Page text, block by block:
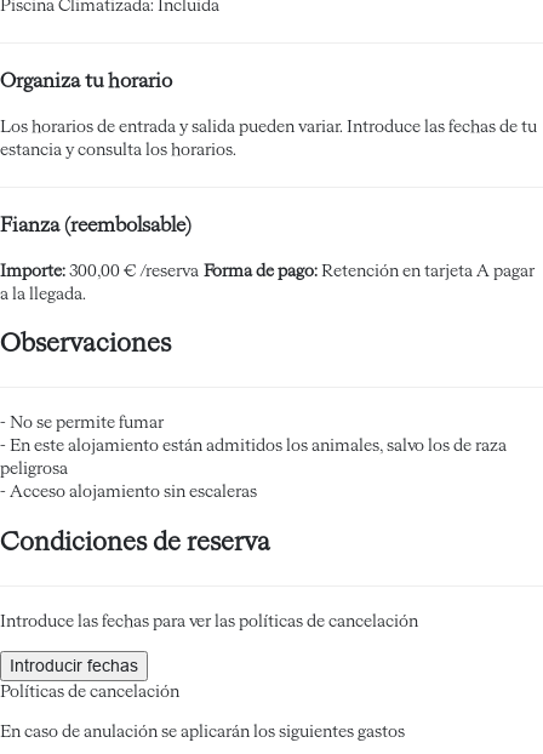
Piscina Climatizada: Incluida
Organiza tu horario
Los horarios de entrada y salida pueden variar. Introduce las fechas de tu
estancia y consulta los horarios.
Fianza (reembolsable)
Importe: 300,00 € /reserva Forma de pago: Retención en tarjeta A pagar
a la llegada.
Observaciones
- No se permite fumar
- En este alojamiento están admitidos los animales, salvo los de raza
peligrosa
- Acceso alojamiento sin escaleras
Condiciones de reserva
Introduce las fechas para ver las políticas de cancelación
Introducir fechas
Políticas de cancelación
En caso de anulación se aplicarán los siguientes gastos